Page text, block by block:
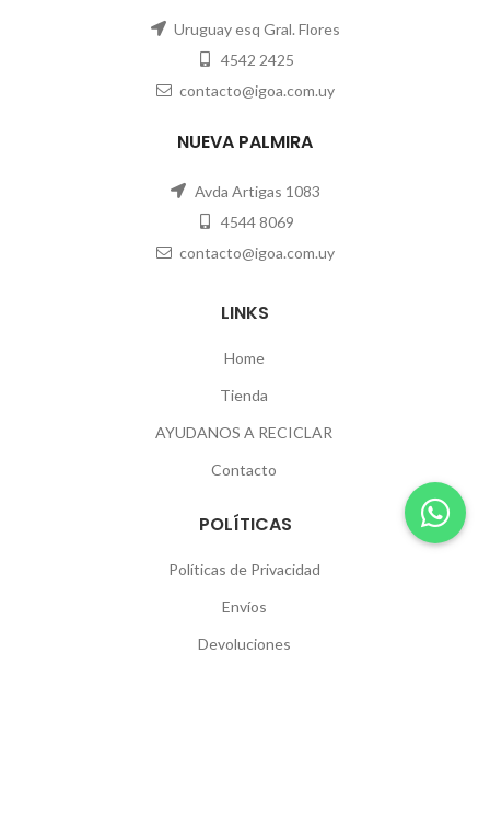
Uruguay esq Gral. Flores
4542 2425
contacto@igoa.com.uy
NUEVA PALMIRA
Avda Artigas 1083
4544 8069
contacto@igoa.com.uy
LINKS
Home
Tienda
AYUDANOS A RECICLAR
Contacto
POLÍTICAS
Políticas de Privacidad
Envíos
Devoluciones